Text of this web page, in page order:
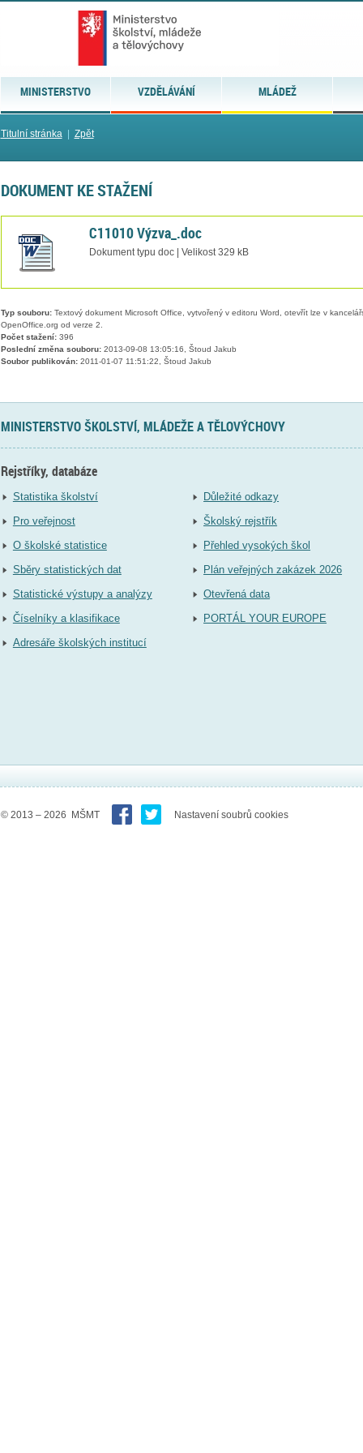
MINISTERSTVO VZDĚLÁVÁNÍ MLÁDEŽ
Titulní stránka| Zpět
DOKUMENT KE STAŽENÍ
C11010 Výzva_.doc
Dokument typu doc | Velikost 329 kB
Typ souboru:Textový dokument Microsoft Office, vytvořený v editoru Word, otevřít lze v
OpenOffice.org od verze 2.
Počet stažení:396
Poslední změna souboru:2013-09-08 13:05:16, Štoud Jakub
Soubor publikován:2011-01-07 11:51:22, Štoud Jakub
MINISTERSTVO ŠKOLSTVÍ, MLÁDEŽE A TĚLOVÝCHOVY
Rejstříky, databáze
Statistika školství
Pro veřejnost
O školské statistice
Sběry statistických dat
Statistické výstupy a analýzy
Číselníky a klasifikace
Adresáře školských institucí
Důležité odkazy
Školský rejstřík
Přehled vysokých škol
Plán veřejných zakázek 2026
Otevřená data
PORTÁL YOUR EUROPE
© 2013 – 2026 MŠMT Nastavení soubrů cookies